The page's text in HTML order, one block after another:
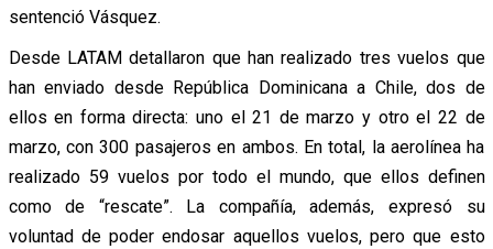
sentenció Vásquez.
Desde LATAM detallaron que han realizado tres vuelos que
han enviado desde República Dominicana a Chile, dos de
ellos en forma directa: uno el 21 de marzo y otro el 22 de
marzo, con 300 pasajeros en ambos. En total, la aerolínea ha
realizado 59 vuelos por todo el mundo, que ellos definen
como de “rescate”. La compañía, además, expresó su
voluntad de poder endosar aquellos vuelos, pero que esto